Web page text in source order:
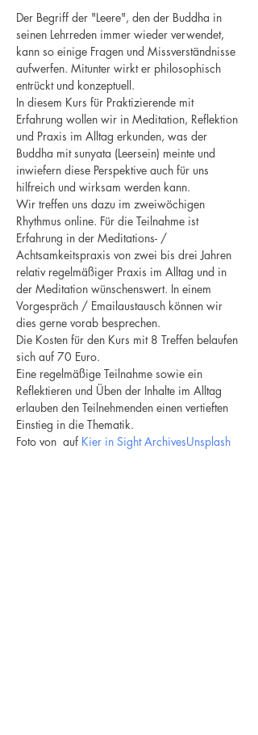
Der Begriff der "Leere", den der Buddha in
seinen Lehrreden immer wieder verwendet,
kann so einige Fragen und Missverständnisse
aufwerfen. Mitunter wirkt er philosophisch
entrückt und konzeptuell.
In diesem Kurs für Praktizierende mit
Erfahrung wollen wir in Meditation, Reflektion
und Praxis im Alltag erkunden, was der
Buddha mit sunyata (Leersein) meinte und
inwiefern diese Perspektive auch für uns
hilfreich und wirksam werden kann.
Wir treffen uns dazu im zweiwöchigen
Rhythmus online. Für die Teilnahme ist
Erfahrung in der Meditations- /
Achtsamkeitspraxis von zwei bis drei Jahren
relativ regelmäßiger Praxis im Alltag und in
der Meditation wünschenswert. In einem
Vorgespräch / Emailaustausch können wir
dies gerne vorab besprechen.
Die Kosten für den Kurs mit 8 Treffen belaufen
sich auf 70 Euro.
Eine regelmäßige Teilnahme sowie ein
Reflektieren und Üben der Inhalte im Alltag
erlauben den Teilnehmenden einen vertieften
Einstieg in die Thematik.
Foto von auf Kier in Sight ArchivesUnsplash